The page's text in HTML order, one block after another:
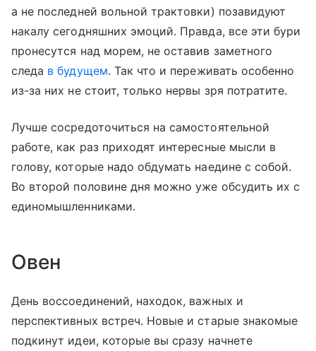
а не последней вольной трактовки) позавидуют
накалу сегодняшних эмоций. Правда, все эти бури
пронесутся над морем, не оставив заметного
следа в будущем. Так что и переживать особенно
из-за них не стоит, только нервы зря потратите.
Лучше сосредоточиться на самостоятельной
работе, как раз приходят интересные мысли в
голову, которые надо обдумать наедине с собой.
Во второй половине дня можно уже обсудить их с
единомышленниками.
Овен
День воссоединений, находок, важных и
перспективных встреч. Новые и старые знакомые
подкинут идеи, которые вы сразу начнете